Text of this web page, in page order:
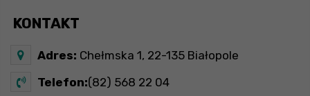
KONTAKT
Adres: Chełmska 1, 22-135 Białopole
Telefon:(82) 568 22 04